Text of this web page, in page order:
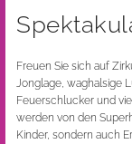
Freuen Sie sich auf
Jonglage, waghalsige
Feuerschlucker und
werden von den
Kinder, sondern auch